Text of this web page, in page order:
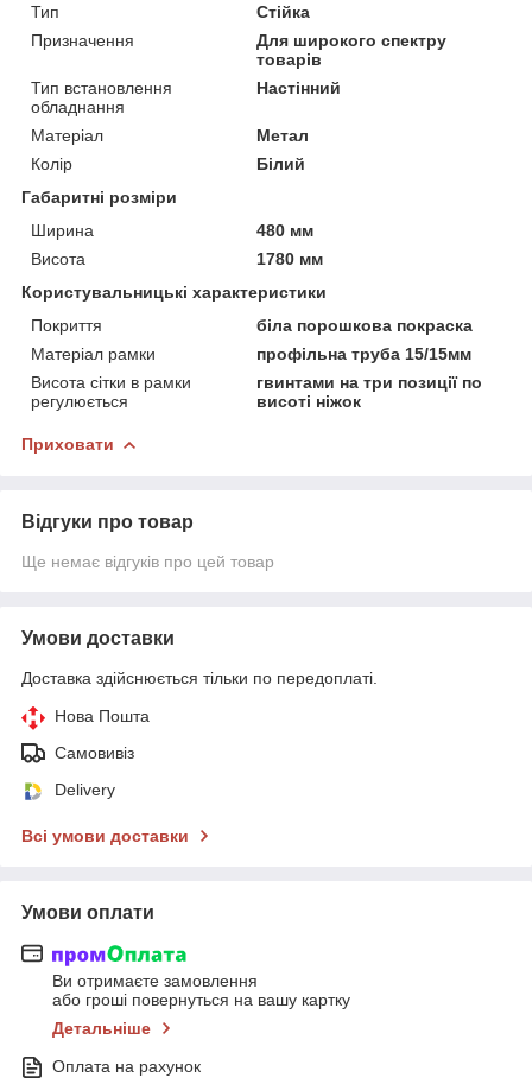
Тип
Стійка
Призначення
Для широкого спектру
товарів
Тип встановлення
обладнання
Настінний
Матеріал
Метал
Колір
Білий
Габаритні розміри
Ширина
480 мм
Висота
1780 мм
Користувальницькі характеристики
Покриття
біла порошкова покраска
Матеріал рамки
профільна труба 15/15мм
Висота сітки в рамки
регулюється
гвинтами на три позиції по
висоті ніжок
Приховати
Відгуки про товар
Ще немає відгуків про цей товар
Умови доставки
Доставка здійснюється тільки по передоплаті.
Нова Пошта
Самовивіз
Delivery
Всі умови доставки
Умови оплати
Ви отримаєте замовлення
або гроші повернуться на вашу картку
Детальніше
Оплата на рахунок